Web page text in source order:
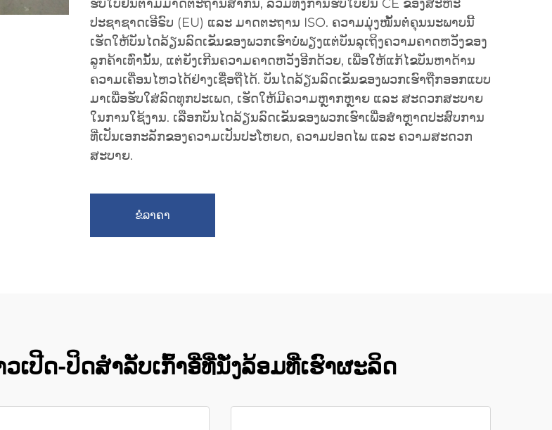
ຮັບໃບຢືນຕາມມາດຕະຖານສາກົນ, ລວມທັງການຮັບໃບຢືນ CE ຂອງສະຫະ
ປະຊາຊາດເອີຣົບ (EU) ແລະ ມາດຕະຖານ ISO. ຄວາມມຸ່ງໝັ້ນຕໍ່ຄຸນນະພາບນີ້
ເຮັດໃຫ້ບັນໄດລ້ຽນລົດເຂັນຂອງພວກເຮົາບໍ່ພຽງແຕ່ບັນລຸເຖິງຄວາມຄາດຫວັງຂອງ
ລູກຄ້າເທົ່ານັ້ນ, ແຕ່ຍັງເກີນຄວາມຄາດຫວັງອີກດ້ວຍ, ເພື່ອໃຫ້ແກ້ໄຂບັນຫາດ້ານ
ຄວາມເຄື່ອນໄຫວໄດ້ຢ່າງເຊື່ອຖືໄດ້. ບັນໄດລ້ຽນລົດເຂັນຂອງພວກເຮົາຖືກອອກແບບ
ມາເພື່ອຮັບໃສ່ລົດທຸກປະເພດ, ເຮັດໃຫ້ມີຄວາມຫຼາກຫຼາຍ ແລະ ສະດວກສະບາຍ
ໃນການໃຊ້ງານ. ເລືອກບັນໄດລ້ຽນລົດເຂັນຂອງພວກເຮົາເພື່ອສຳຫຼາດປະສົບການ
ທີ່ເປັນເອກະລັກຂອງຄວາມເປັນປະໂຫຍດ, ຄວາມປອດໄພ ແລະ ຄວາມສະດວກ
ສະບາຍ.
ຂໍລາຄາ
ເປີດ-ປິດສຳລັບເກົ້າອີ່ທີ່ນັ່ງລ້ອມທີ່ເຮົາຜະລິດ